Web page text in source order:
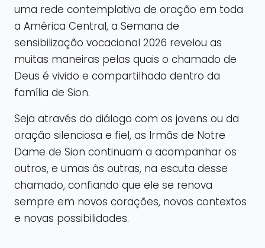
uma rede contemplativa de oração em toda
a América Central, a Semana de
sensibilização vocacional 2026 revelou as
muitas maneiras pelas quais o chamado de
Deus é vivido e compartilhado dentro da
família de Sion.
Seja através do diálogo com os jovens ou da
oração silenciosa e fiel, as Irmãs de Notre
Dame de Sion continuam a acompanhar os
outros, e umas às outras, na escuta desse
chamado, confiando que ele se renova
sempre em novos corações, novos contextos
e novas possibilidades.